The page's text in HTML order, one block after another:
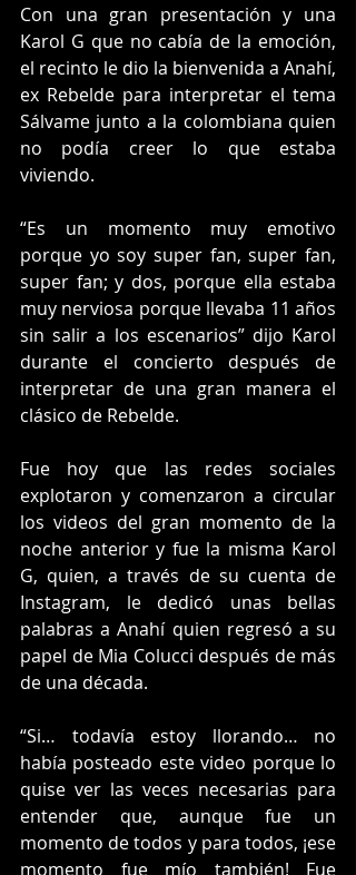
Con una gran presentación y una
Karol G que no cabía de la emoción,
el recinto le dio la bienvenida a Anahí,
ex Rebelde para interpretar el tema
Sálvame junto a la colombiana quien
no podía creer lo que estaba
viviendo.
“Es un momento muy emotivo
porque yo soy super fan, super fan,
super fan; y dos, porque ella estaba
muy nerviosa porque llevaba 11 años
sin salir a los escenarios” dijo Karol
durante el concierto después de
interpretar de una gran manera el
clásico de Rebelde.
Fue hoy que las redes sociales
explotaron y comenzaron a circular
los videos del gran momento de la
noche anterior y fue la misma Karol
G, quien, a través de su cuenta de
Instagram, le dedicó unas bellas
palabras a Anahí quien regresó a su
papel de Mia Colucci después de más
de una década.
“Si… todavía estoy llorando… no
había posteado este video porque lo
quise ver las veces necesarias para
entender que, aunque fue un
momento de todos y para todos, ¡ese
momento fue mío también! Fue